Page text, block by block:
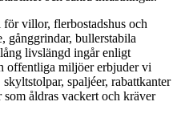
villor, flerbostadshus och
gånggrindar, bullerstabila
livslängd ingår enligt
offentliga miljöer erbjuder vi
spaljéer, rabattkanter
åldras vackert och kräver